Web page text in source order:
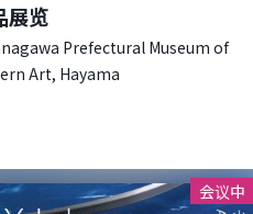
展览
Prefectural Museum of
Art, Hayama
会议中